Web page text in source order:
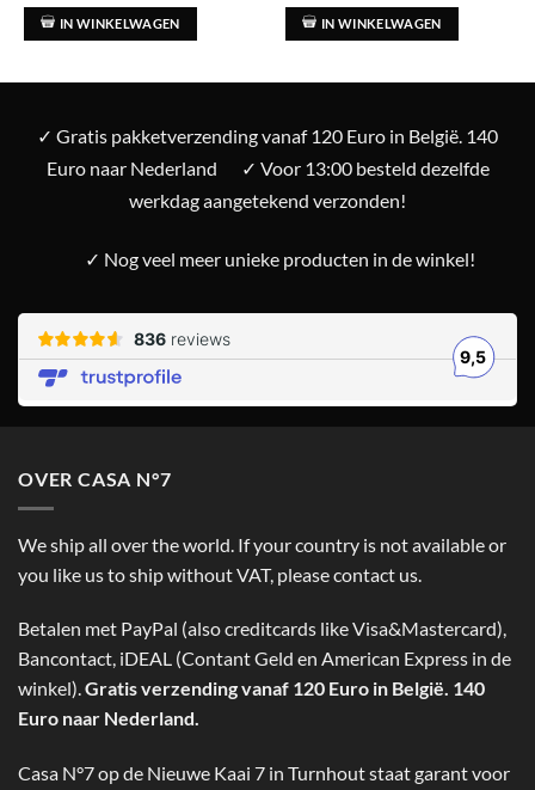
IN WINKELWAGEN IN WINKELWAGEN
✓ Gratis pakketverzending vanaf 120 Euro in België. 140
Euro naar Nederland
✓ Voor 13:00 besteld dezelfde
werkdag aangetekend verzonden!
✓ Nog veel meer unieke producten in de winkel!
OVER CASA N°7
We ship all over the world. If your country is not available or
you like us to ship without VAT, please contact us.
Betalen met PayPal (also creditcards like Visa&Mastercard),
Bancontact, iDEAL (Contant Geld en American Express in de
winkel).Gratis verzending vanaf 120 Euro in België. 140
Euro naar Nederland.
Casa N°7 op de Nieuwe Kaai 7 in Turnhout staat garant voor